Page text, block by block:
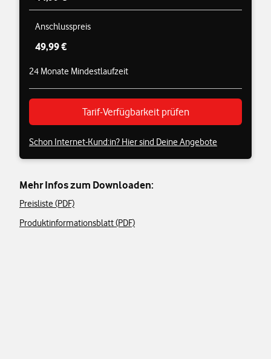
Anschlusspreis
49,99 €
24 Monate Mindestlaufzeit
Tarif-Verfügbarkeit prüfen
Schon Internet-Kund:in? Hier sind Deine Angebote
Mehr Infos zum Downloaden:
Preisliste (PDF)
Produktinformationsblatt (PDF)